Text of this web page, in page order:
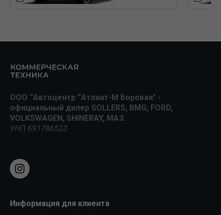
ООО “Автоцентр ”Атлант-М Боровая" -
официальный дилер SOLLERS, BMG, FORD,
VOLKSWAGEN, SHINERAY, МАЗ.
УНП 691786523
Информация для клиента